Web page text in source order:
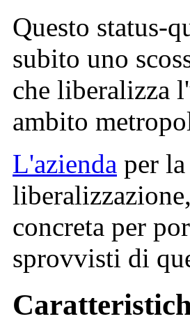
Questo status-
subito uno
che liberalizza
ambito
L'azienda per
concreta per
sprovvisti di